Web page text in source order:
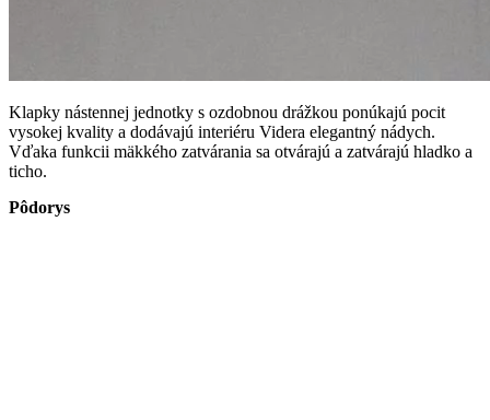
Klapky nástennej jednotky s ozdobnou drážkou ponúkajú pocit
vysokej kvality a dodávajú interiéru Videra elegantný nádych.
Vďaka funkcii mäkkého zatvárania sa otvárajú a zatvárajú hladko a
ticho.
Pôdorys